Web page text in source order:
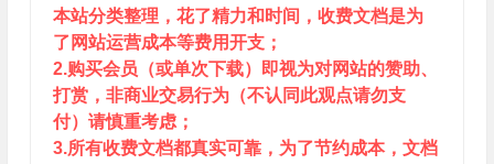
本站分类整理，花了精力和时间，收费文档是为
了网站运营成本等费用开支；
2.购买会员（或单次下载）即视为对网站的赞助、
打赏，非商业交易行为（不认同此观点请勿支
付）请慎重考虑；
3.所有收费文档都真实可靠，为了节约成本，文档